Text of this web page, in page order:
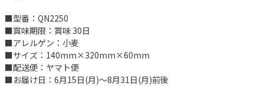
■型番：QN2250
■賞味期限：賞味 30日
■アレルゲン：小麦
■サイズ：140mm×320mm×60mm
■配送便：ヤマト便
■お届け日：6月15日(月)～8月31日(月)前後